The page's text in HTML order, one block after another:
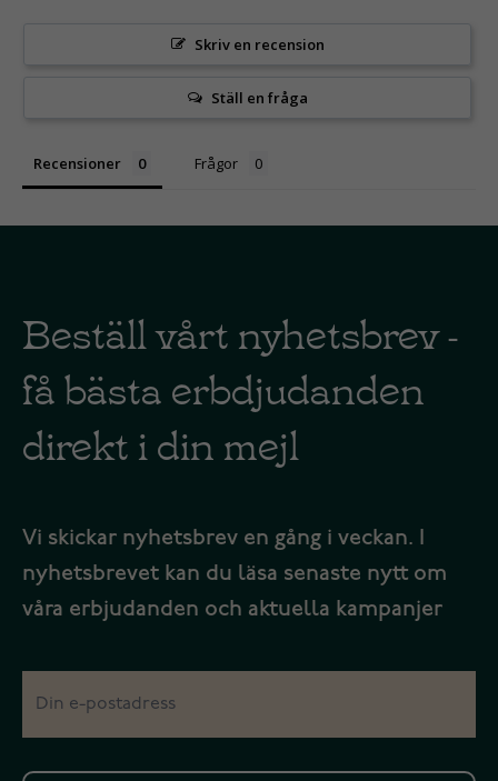
Skriv en recension
Ställ en fråga
Recensioner Frågor
Beställ vårt nyhetsbrev -
få bästa erbdjudanden
direkt i din mejl
Vi skickar nyhetsbrev en gång i veckan. I
nyhetsbrevet kan du läsa senaste nytt om
våra erbjudanden och aktuella kampanjer